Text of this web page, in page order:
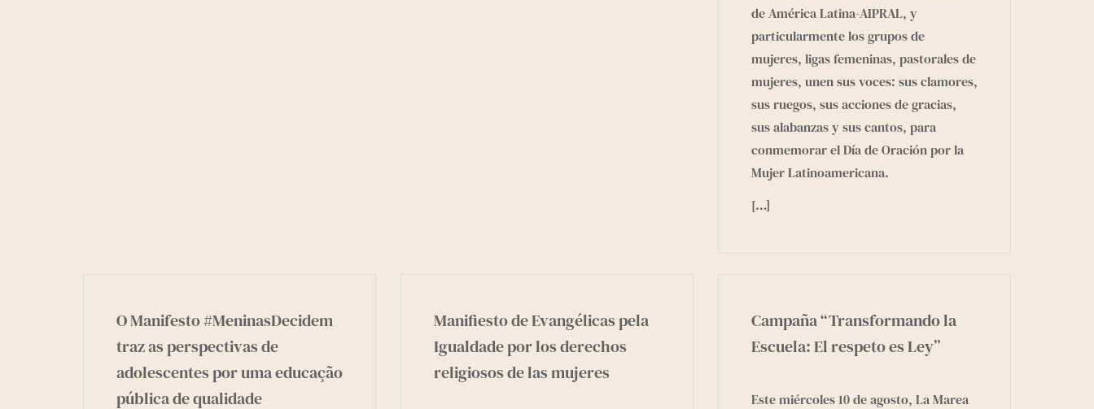
de América Latina-AIPRAL, y
particularmente los grupos de
mujeres, ligas femeninas, pastorales de
mujeres, unen sus voces: sus clamores,
sus ruegos, sus acciones de gracias,
sus alabanzas y sus cantos, para
conmemorar el Día de Oración por la
Mujer Latinoamericana.
[…]
O Manifesto #MeninasDecidem
traz as perspectivas de
adolescentes por uma educação
pública de qualidade
Manifiesto de Evangélicas pela
Igualdade por los derechos
religiosos de las mujeres
Campaña “Transformando la
Escuela: El respeto es Ley”
Este miércoles 10 de agosto, La Marea